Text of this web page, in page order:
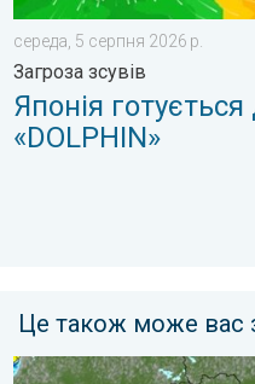
середа, 5 серпня 2026 р.
Загроза зсувів
Японія
«DOLPHIN»
Це також може вас
Занадто багато сонця для